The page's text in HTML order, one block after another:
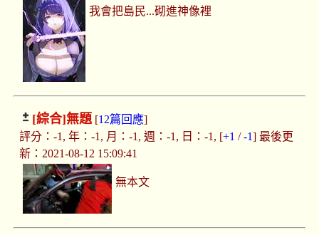
我會把島民...砌進神像裡
[綜合]無題[12篇回應]
評分：-1, 年：-1, 月：-1, 週：-1, 日：-1, [+1 /-1] 最後更
新：2021-08-12 15:09:41
無本文